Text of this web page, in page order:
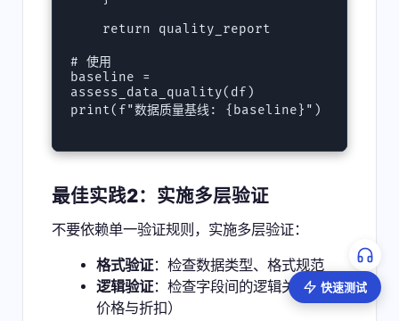
# 使用
baseline =
assess_data_quality(df)
print(f"数据质量基线: {baseline}")
最佳实践2：实施多层验证
不要依赖单一验证规则，实施多层验证：
格式验证：检查数据类型、格式规范
逻辑验证：检查字段间的逻辑关系（如
价格与折扣）
快速测试